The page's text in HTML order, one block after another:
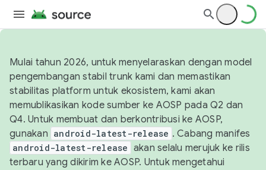
Mulai tahun 2026, untuk menyelaraskan dengan model
pengembangan stabil trunk kami dan memastikan
stabilitas platform untuk ekosistem, kami akan
memublikasikan kode sumber ke AOSP pada Q2 dan
Q4. Untuk membuat dan berkontribusi ke AOSP,
gunakan android-latest-release . Cabang manifes
android-latest-release akan selalu merujuk ke rilis
terbaru yang dikirim ke AOSP. Untuk mengetahui